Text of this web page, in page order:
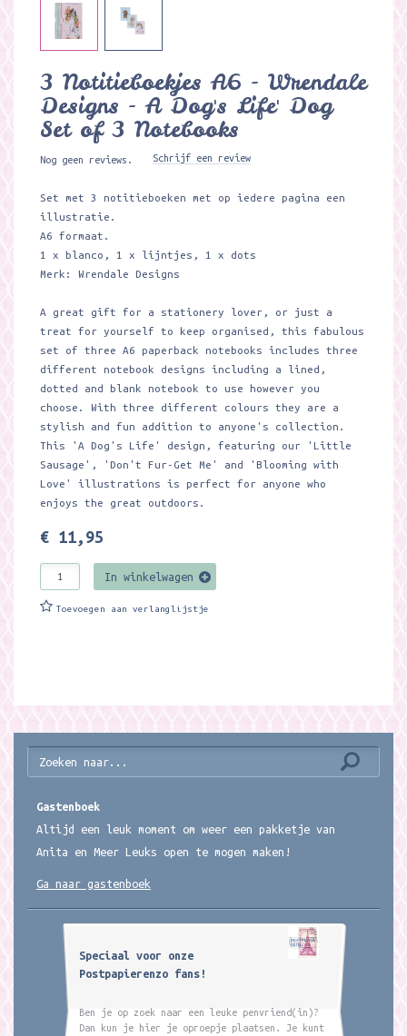
3 Notitieboekjes A6 - Wrendale
Designs - A Dog's Life' Dog
Set of 3 Notebooks
Nog geen reviews. Schrijf een review
Set met 3 notitieboeken met op iedere pagina een
illustratie.
A6 formaat.
1 x blanco, 1 x lijntjes, 1 x dots
Merk: Wrendale Designs
A great gift for a stationery lover, or just a
treat for yourself to keep organised, this fabulous
set of three A6 paperback notebooks includes three
different notebook designs including a lined,
dotted and blank notebook to use however you
choose. With three different colours they are a
stylish and fun addition to anyone's collection.
This 'A Dog's Life' design, featuring our 'Little
Sausage', 'Don't Fur-Get Me' and 'Blooming with
Love' illustrations is perfect for anyone who
enjoys the great outdoors.
€ 11,95
In winkelwagen
Toevoegen aan verlanglijstje
Gastenboek
Altijd een leuk moment om weer een pakketje van
Anita en Meer Leuks open te mogen maken!
Ga naar gastenboek
Speciaal voor onze
Postpapierenzo fans!
Ben je op zoek naar een leuke penvriend(in)?
Dan kun je hier je oproepje plaatsen. Je kunt